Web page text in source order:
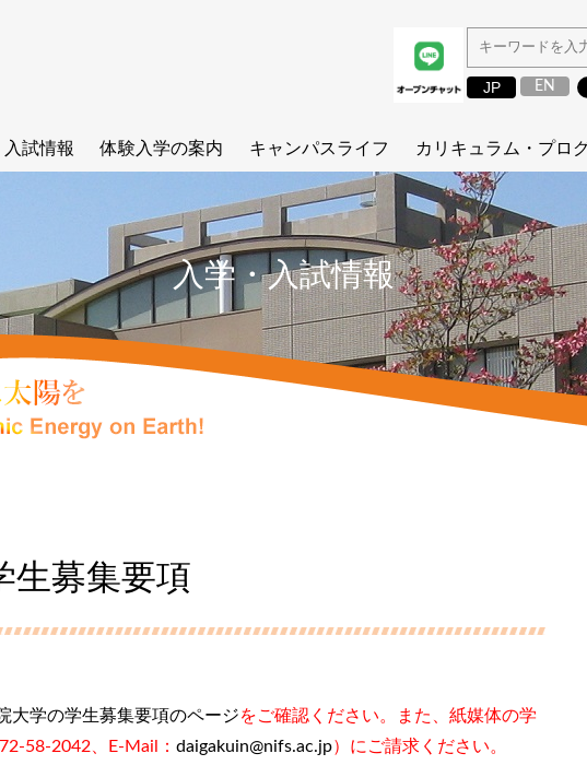
JP EN
入試情報
集要項
よりメッセージ
去問題集
内（総研大）
体験入学の案内
夏の体験入学
参加学生のレポート
アジア冬の学校
イベントに参加しよう！
キャンパスライフ
研究生活を垣間見る
修了生の進路状況
ある総研大生の1日
博士論文紹介
在学生・修了生メッセージ
（総研大）
カリキュラム・プロ
カリキュラム
研修プログラム
履修・学位
シラバス
理工学基礎演習・大
講座
国際連携
SOKENDAI研究派遣
ム
経済的支援制度
コースカレンダー
入学・入試情報
生募集要項
大学の学生募集要項のページをご確認ください。また、紙媒体の学
58-2042、
E-Mail： daigakuin@nifs.ac.jp）にご請求ください。